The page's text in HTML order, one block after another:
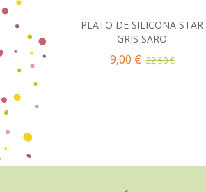
Añadir al carrito
PLATO DE SILICONA STAR
GRIS SARO
9,00 € 22,50 €